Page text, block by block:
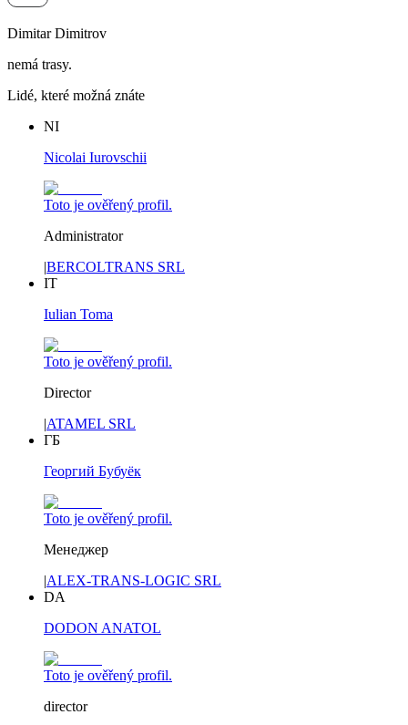
Dimitar Dimitrov
nemá trasy.
Lidé, které možná znáte
NI
Nicolai Iurovschii
Toto je ověřený profil.
Administrator
|BERCOLTRANS SRL
IT
Iulian Toma
Toto je ověřený profil.
Director
|ATAMEL SRL
ГБ
Георгий Бубуёк
Toto je ověřený profil.
Менеджер
|ALEX-TRANS-LOGIC SRL
DA
DODON ANATOL
Toto je ověřený profil.
director